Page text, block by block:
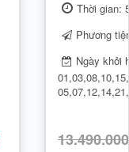
Thời gian:
Phương
Ngày khởi